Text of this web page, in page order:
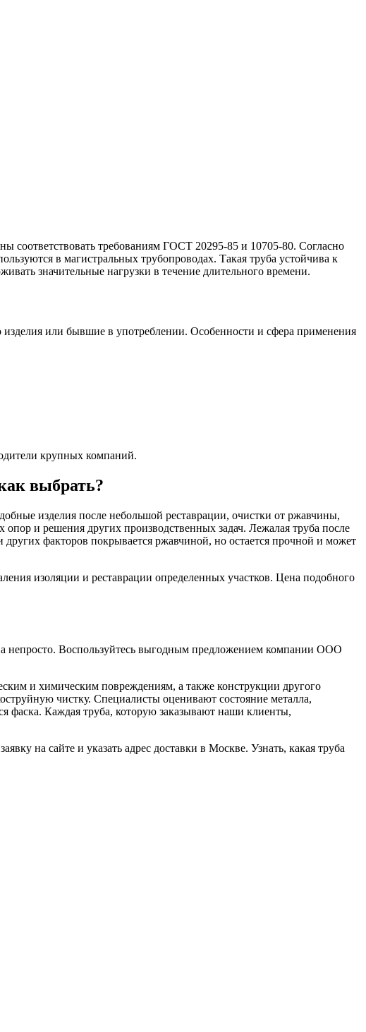
соответствовать требованиям ГОСТ 20295-85 и 10705-80. Согласно
в магистральных трубопроводах. Такая труба устойчива к
значительные нагрузки в течение длительного времени.
изделия или бывшие в употреблении. Особенности и сфера применения
крупных компаний.
выбрать?
изделия после небольшой реставрации, очистки от ржавчины,
и решения других производственных задач. Лежалая труба после
других факторов покрывается ржавчиной, но остается прочной и может
изоляции и реставрации определенных участков. Цена подобного
непросто. Воспользуйтесь выгодным предложением компании ООО
и химическим повреждениям, а также конструкции другого
чистку. Специалисты оценивают состояние металла,
фаска. Каждая труба, которую заказывают наши клиенты,
на сайте и указать адрес доставки в Москве. Узнать, какая труба